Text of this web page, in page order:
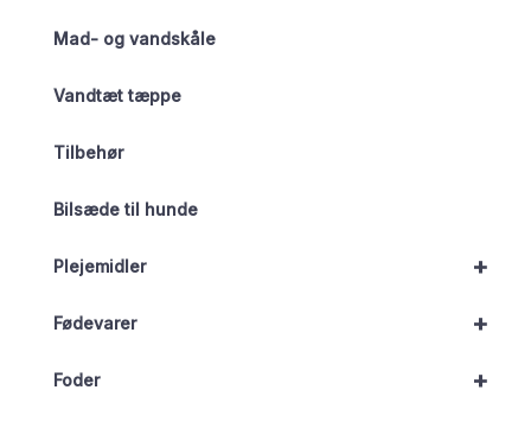
Mad- og vandskåle
Vandtæt tæppe
Tilbehør
Bilsæde til hunde
+
Plejemidler
+
Fødevarer
+
Foder